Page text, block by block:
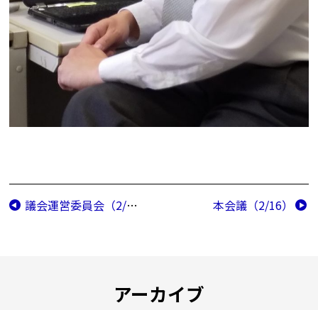
議会運営委員会（2/9） 本会議（2/16）
アーカイブ